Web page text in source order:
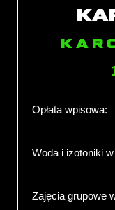
Opłata wpisowa:
Woda i izotoniki
Zajęcia grupowe